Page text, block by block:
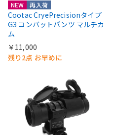
NEW 再入荷
Cootac CryePrecisionタイプ
G3 コンバットパンツ マルチカ
ム
￥11,000
残り2点 お早めに